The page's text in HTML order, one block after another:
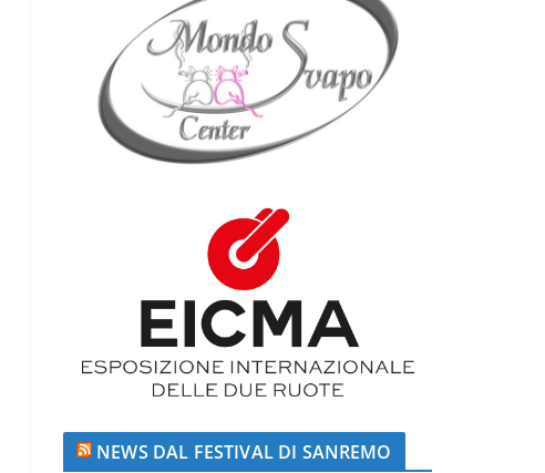
NEWS DAL FESTIVAL DI SANREMO